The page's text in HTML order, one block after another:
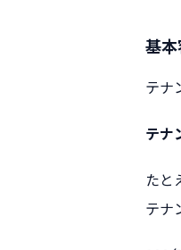
基
テナ
テナ
たと
テナ